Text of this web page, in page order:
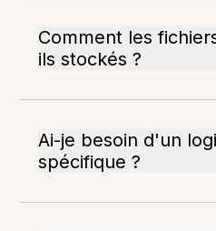
Comment les
ils stockés ?
Ai-je besoin d'un
spécifique ?